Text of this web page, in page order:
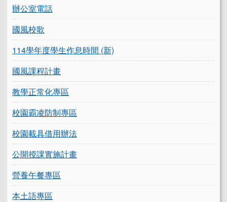
辦公室電話
國風校歌
114學年度學生作息時間 (新)
國風課程計畫
教學正常化專區
校園霸凌防制專區
校園載具借用辦法
公開授課實施計畫
營養午餐專區
本土語專區